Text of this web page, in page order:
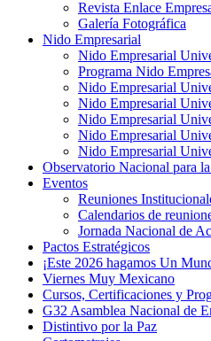
Revista Enlace
Galería Fotográfica
Nido Empresarial
Nido Empresarial
Programa Nido
Nido Empresarial
Nido Empresarial
Nido Empresarial
Nido Empresarial
Nido Empresarial
Observatorio Nacional para
Eventos
Reuniones
Calendarios de
Jornada Nacional de
Pactos Estratégicos
¡Este 2026 hagamos Un
Viernes Muy Mexicano
Cursos, Certificaciones y
G32 Asamblea Nacional de
Distintivo por la Paz